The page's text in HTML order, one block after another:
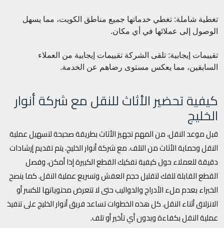
تغطية شاملة: تغطي خدماتها جميع مناطق الكويت، مما يسهل
الوصول إلى عملائها في أي مكان.
تقييمات إيجابية: تلقى الشركة تقييمات إيجابية من العملاء
السابقين، مما يعكس مستوى رضاهم عن الخدمة.
كيفية تحضير الأثاث للنقل مع شركة أنوار
الخليج
قبل موعد النقل، من المهم تجهيز الأثاث بطريقة صحيحة لتسهيل عملية
النقل وحماية الأثاث من التلف. مع شركة أنوار الخليج، يتم تقديم إرشادات
دقيقة للعملاء حول كيفية تفكيك القطع الكبيرة إذا أمكن، وفصل
القطع القابلة للفك لتقليل حجم العفش وتسريع عملية النقل. كما ينصح
الخبراء بعدم ملء الأدراج والدواليب حتى لا تتعرض محتوياتها للكسر أو
الانزلاق أثناء النقل. كل هذه الخطوات تساعد فريق أنوار الخليج على تنفيذ
عملية النقل بكفاءة وبدون أي تأخير أو تلف.